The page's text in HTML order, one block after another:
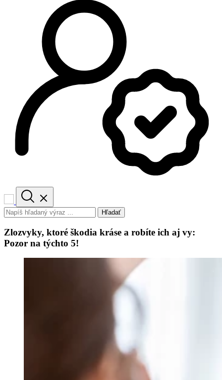
Hľadať
Zlozvyky, ktoré škodia kráse a robíte ich aj vy:
Pozor na týchto 5!